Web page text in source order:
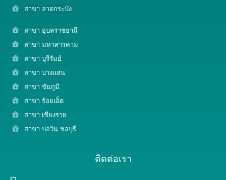
สาขา ลาดกระบัง
สาขา อุบลราชธานี
สาขา มหาสารคาม
สาขา บุรีรัมย์
สาขา บางแสน
สาขา ชัยภูมิ
สาขา ร้อยเอ็ด
สาขา เชียงราย
สาขา บ่อวิน ชลบุรี
ติดต่อเรา